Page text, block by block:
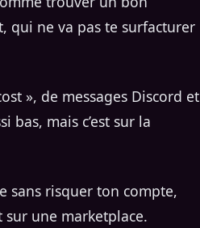
qui ne va pas te surfacturer
», de messages Discord et
bas, mais c’est sur la
sans risquer ton compte,
une marketplace.